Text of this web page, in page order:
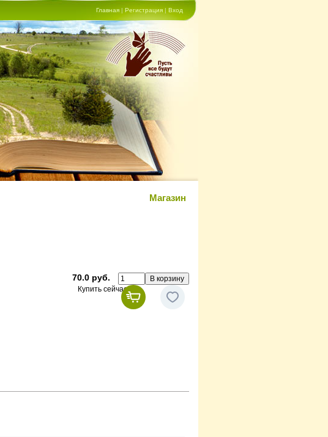
Главная | Регистрация | Вход
Магазин
70.0 руб.
Купить сейчас